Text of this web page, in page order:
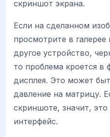
скриншот экрана.
Если на сделанном
просмотрите в галерее
другое устройство,
то проблема кроется в
дисплея. Это может
давление на матрицу.
скриншоте, значит,
интерфейс.